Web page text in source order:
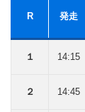
R 発走
１ 14:15
２ 14:45